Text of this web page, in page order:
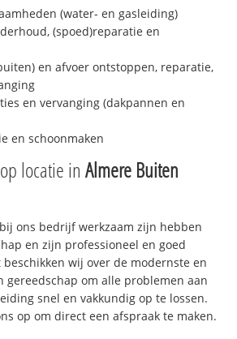
(water- en gasleiding)
(spoed)reparatie en
en afvoer ontstoppen, reparatie,
en vervanging (dakpannen en
en schoonmaken
locatie inAlmere Buiten
ons bedrijf werkzaam zijn hebben
en zijn professioneel en goed
wij over de modernste en
gereedschap om alle problemen aan
snel en vakkundig op te lossen.
op om direct een afspraak te maken.